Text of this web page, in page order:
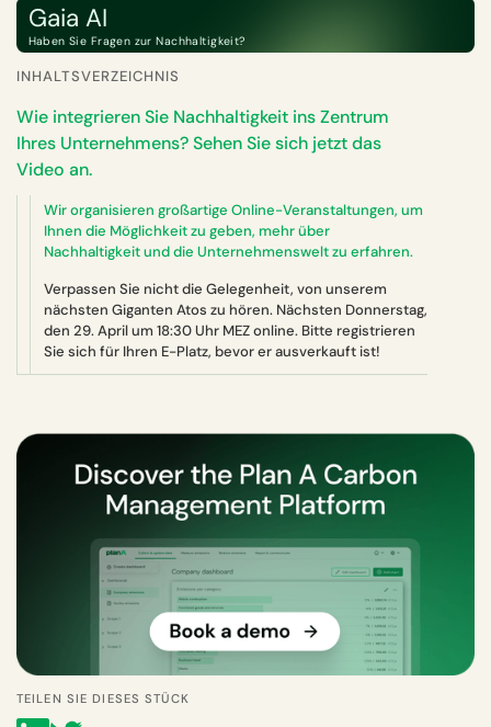
Gaia AI
Haben Sie Fragen zur Nachhaltigkeit?
INHALTSVERZEICHNIS
Wie integrieren Sie Nachhaltigkeit ins Zentrum
Ihres Unternehmens? Sehen Sie sich jetzt das
Video an.
Wir organisieren großartige Online-Veranstaltungen, um
Ihnen die Möglichkeit zu geben, mehr über
Nachhaltigkeit und die Unternehmenswelt zu erfahren.
Verpassen Sie nicht die Gelegenheit, von unserem
nächsten Giganten Atos zu hören. Nächsten Donnerstag,
den 29. April um 18:30 Uhr MEZ online. Bitte registrieren
Sie sich für Ihren E-Platz, bevor er ausverkauft ist!
TEILEN SIE DIESES STÜCK